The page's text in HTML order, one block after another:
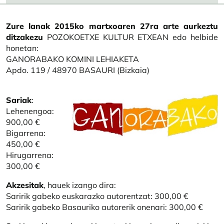
Zure lanak 2015ko martxoaren 27ra arte aurkeztu
ditzakezu POZOKOETXE KULTUR ETXEAN edo helbide
honetan:
GANORABAKO KOMINI LEHIAKETA
Apdo. 119 / 48970 BASAURI (Bizkaia)
Sariak:
Lehenengoa:
900,00 €
Bigarrena:
450,00 €
Hirugarrena:
300,00 €
Akzesitak, hauek izango dira:
Saririk gabeko euskarazko autorentzat: 300,00 €
Saririk gabeko Basauriko autorerik onenari: 300,00 €